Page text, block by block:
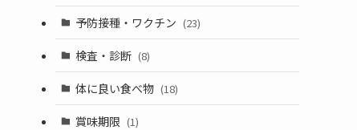
予防接種・ワクチン (23)
検査・診断 (8)
体に良い食べ物 (18)
賞味期限 (1)